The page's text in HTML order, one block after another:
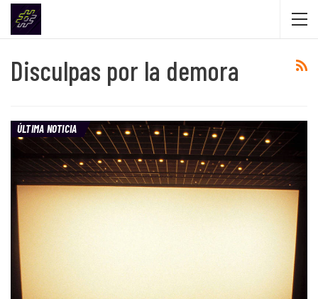
Disculpas por la demora
ÚLTIMA NOTICIA